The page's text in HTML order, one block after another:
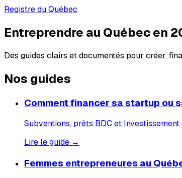
Registre du Québec
Entreprendre au Québec en
Des guides clairs et documentés pour créer,
Nos guides
Comment financer sa startup ou
Subventions, prêts BDC et
Lire le guide →
Femmes entrepreneures au